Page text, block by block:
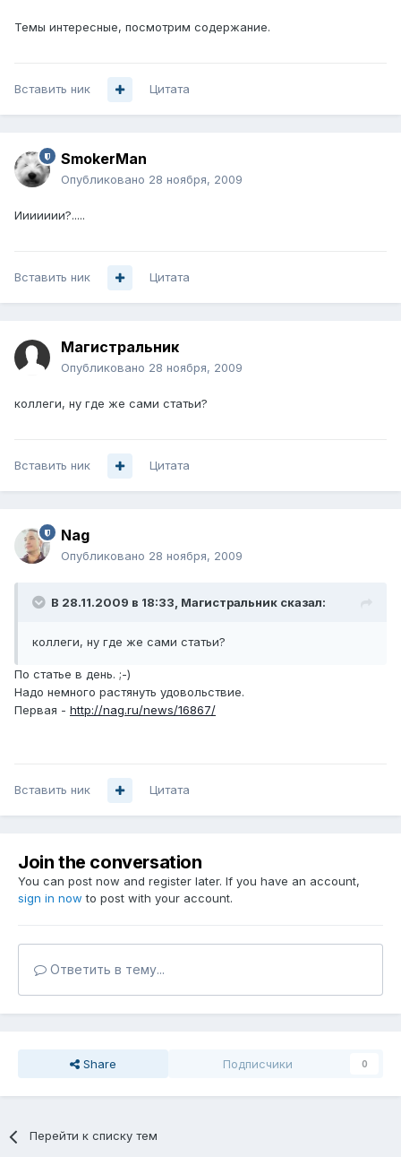
Темы интересные, посмотрим содержание.
Вставить ник Цитата
SmokerMan
Опубликовано 28 ноября, 2009
Иииииии?.....
Вставить ник Цитата
Магистральник
Опубликовано 28 ноября, 2009
коллеги, ну где же сами статьи?
Вставить ник Цитата
Nag
Опубликовано 28 ноября, 2009
В 28.11.2009 в 18:33, Магистральник сказал:
коллеги, ну где же сами статьи?
По статье в день. ;-)
Надо немного растянуть удовольствие.
Первая - http://nag.ru/news/16867/
Вставить ник Цитата
Join the conversation
You can post now and register later. If you have an account,
sign in now to post with your account.
Ответить в тему...
Share Подписчики 0
Перейти к списку тем